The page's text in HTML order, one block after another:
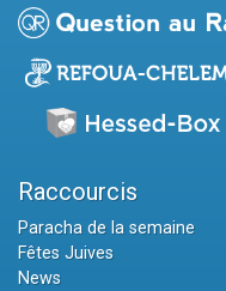
Raccourcis
Paracha de la semaine
Fêtes Juives
News